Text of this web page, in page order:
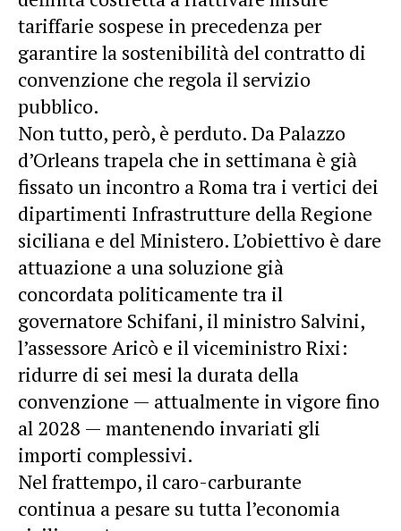
tariffarie sospese in precedenza per
garantire la sostenibilità del contratto di
convenzione che regola il servizio
pubblico.
Non tutto, però, è perduto. Da Palazzo
d’Orleans trapela che in settimana è già
fissato un incontro a Roma tra i vertici dei
dipartimenti Infrastrutture della Regione
siciliana e del Ministero. L’obiettivo è dare
attuazione a una soluzione già
concordata politicamente tra il
governatore Schifani, il ministro Salvini,
l’assessore Aricò e il viceministro Rixi:
ridurre di sei mesi la durata della
convenzione — attualmente in vigore fino
al 2028 — mantenendo invariati gli
importi complessivi.
Nel frattempo, il caro-carburante
continua a pesare su tutta l’economia